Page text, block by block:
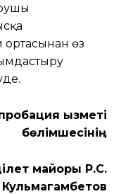
өз
қызметі
бөлімшесінің
майоры Р.С.
Кульмагамбетов